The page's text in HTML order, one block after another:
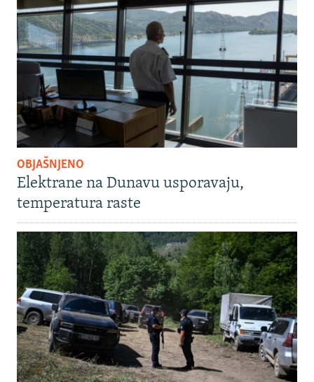
OBJAŠNJENO
Elektrane na Dunavu usporavaju,
temperatura raste